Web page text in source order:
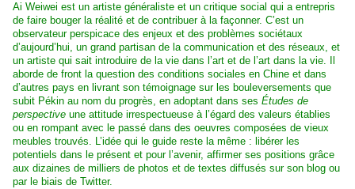
Ai Weiwei est un artiste généraliste et un critique social qui a entrepris
de faire bouger la réalité et de contribuer à la façonner. C’est un
observateur perspicace des enjeux et des problèmes sociétaux
d’aujourd’hui, un grand partisan de la communication et des réseaux, et
un artiste qui sait introduire de la vie dans l’art et de l’art dans la vie. Il
aborde de front la question des conditions sociales en Chine et dans
d’autres pays en livrant son témoignage sur les bouleversements que
subit Pékin au nom du progrès, en adoptant dans ses Études de
perspective une attitude irrespectueuse à l’égard des valeurs établies
ou en rompant avec le passé dans des oeuvres composées de vieux
meubles trouvés. L’idée qui le guide reste la même : libérer les
potentiels dans le présent et pour l’avenir, affirmer ses positions grâce
aux dizaines de milliers de photos et de textes diffusés sur son blog ou
par le biais de Twitter.